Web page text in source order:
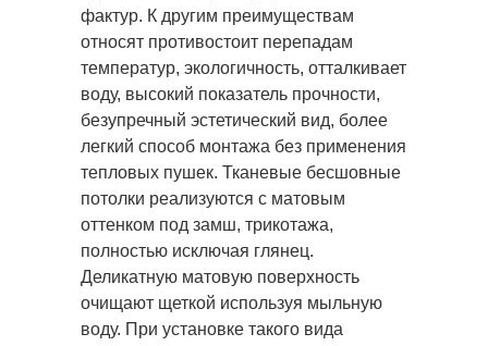
фактур. К другим преимуществам
относят противостоит перепадам
температур, экологичность, отталкивает
воду, высокий показатель прочности,
безупречный эстетический вид, более
легкий способ монтажа без применения
тепловых пушек. Тканевые бесшовные
потолки реализуются с матовым
оттенком под замш, трикотажа,
полностью исключая глянец.
Деликатную матовую поверхность
очищают щеткой используя мыльную
воду. При установке такого вида